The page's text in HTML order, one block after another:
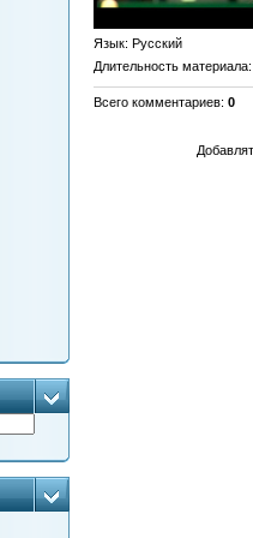
Язык: Русский
Длительность материала
Всего комментариев: 0